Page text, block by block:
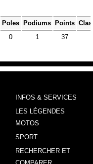
Poles Podiums Points
0 1 37
INFOS & SERVICES
LES LÉGENDES
MOTOS
SPORT
RECHERCHER ET